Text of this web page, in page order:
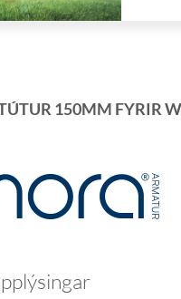
150MM FYRIR